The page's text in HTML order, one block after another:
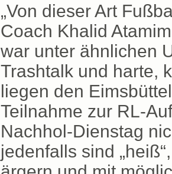
„Von dieser Art
Coach Khalid
war unter ähnlichen
Trashtalk und harte,
liegen den
Teilnahme zur RL-
Nachhol-Dienstag
jedenfalls sind